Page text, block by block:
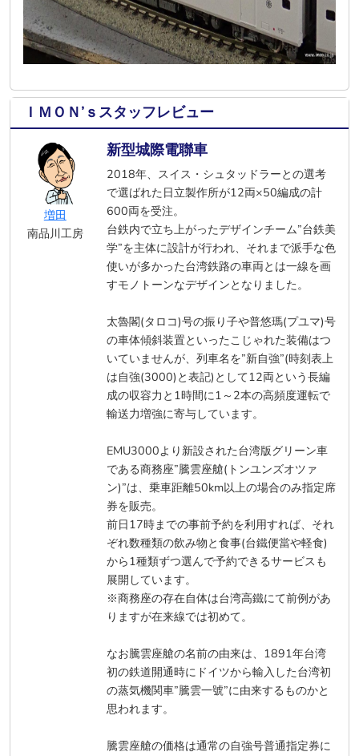
ＩＭＯＮ’ｓスタッフレビュー
増田
南品川工房
新型城際電聯車
2018年、スイス・シュタッドラーとの選考
で選ばれた日立製作所が12両×50編成の計
600両を受注。
台鉄内で立ち上がったデザインチーム”台鉄美
学”を主体に設計が行われ、それまで派手な色
使いが多かった台湾鉄路の車両とは一線を画
すモノトーンなデザインとなりました。
太魯閣(タロコ)号の振り子や普悠瑪(プユマ)号
の車体傾斜装置といったこじゃれた装備はつ
いていませんが、列車名を”新自強”(時刻表上
は自強(3000)と表記)として12両という長編
成の収容力と1時間に1～2本の高頻度運転で
輸送力増強に寄与しています。
EMU3000より新設された台湾版グリーン車
である商務座”騰雲座艙(トンユンズオツァ
ン)”は、乗車距離50km以上の場合のみ指定席
券を販売。
前日17時までの事前予約を利用すれば、それ
ぞれ数種類の飲み物と食事(台鐵便當や軽食)
から1種類ずつ選んで予約できるサービスも
展開しています。
※商務座の存在自体は台湾高鐵にて前例があ
りますが在来線では初めて。
なお騰雲座艙の名前の由来は、1891年台湾
初の鉄道開通時にドイツから輸入した台湾初
の蒸気機関車”騰雲一號”に由来するものかと
思われます。
騰雲座艙の価格は通常の自強号普通指定券に